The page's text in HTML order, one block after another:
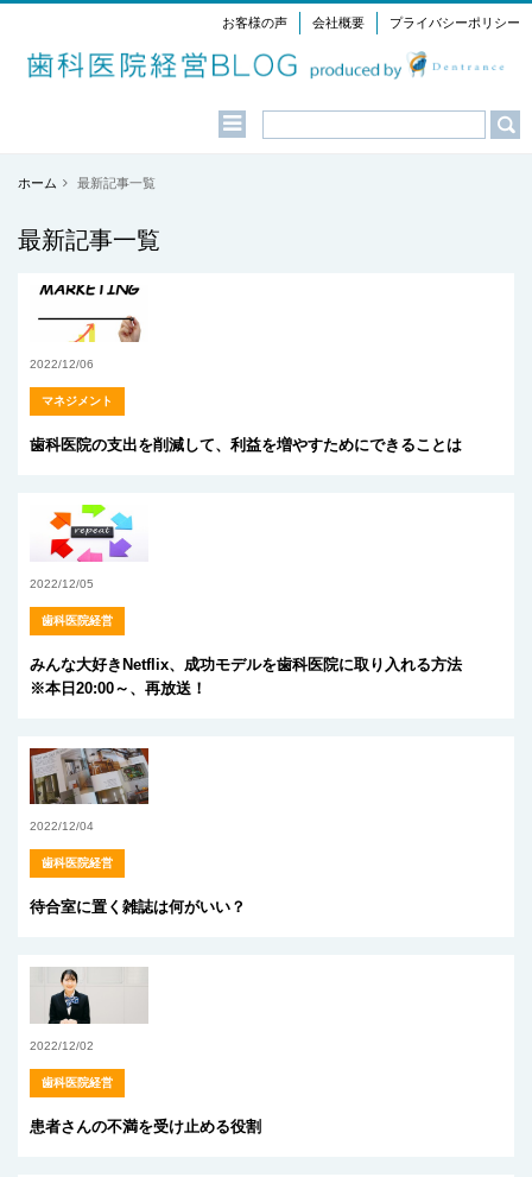
お客様の声 会社概要 プライバシーポリシー
ホーム 最新記事一覧
最新記事一覧
2022/12/06
マネジメント
歯科医院の支出を削減して、利益を増やすためにできることは
2022/12/05
歯科医院経営
みんな大好きNetflix、成功モデルを歯科医院に取り入れる方法
※本日20:00～、再放送！
2022/12/04
歯科医院経営
待合室に置く雑誌は何がいい？
2022/12/02
歯科医院経営
患者さんの不満を受け止める役割